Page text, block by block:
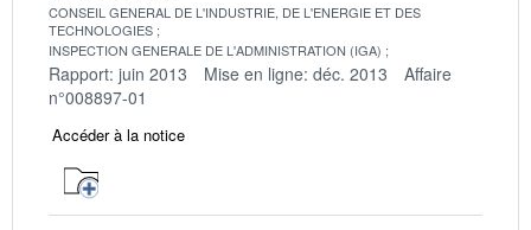
CONSEIL GENERAL DE L'INDUSTRIE, DE L'ENERGIE ET DES
TECHNOLOGIES
INSPECTION GENERALE DE L'ADMINISTRATION (IGA)
Rapport: juin 2013 Mise en ligne: déc. 2013
Affaire
n°008897-01
Accéder à la notice